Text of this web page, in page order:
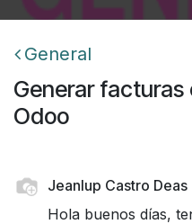
General
Generar facturas
Odoo
Jeanlup Castro Deas
Hola buenos días,